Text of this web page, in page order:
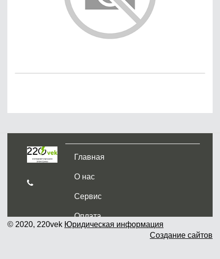
Главная
О нас
Сервис
Оплата
Доставка и самовывоз
© 2020, 220vek Юридическая информация
Создание сайтов